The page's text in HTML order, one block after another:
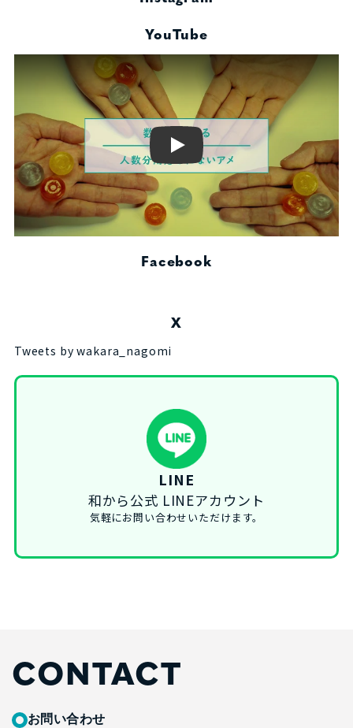
YouTube
Play
Facebook
X
Tweets by wakara_nagomi
LINE
和から公式 LINEアカウント
気軽にお問い合わせいただけます。
CONTACT
お問い合わせ